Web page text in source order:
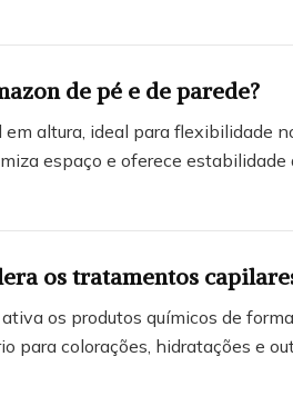
de pé e de parede?
em altura, ideal para flexibilidade
espaço e oferece estabilidade
os tratamentos
ativa os produtos químicos de
para colorações, hidratações e